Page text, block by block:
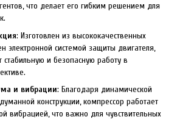
что делает его гибким решением для
: Изготовлен из высококачественных
электронной системой защиты двигателя,
стабильную и безопасную работу в
и вибрации: Благодаря динамической
конструкции, компрессор работает
вибрацией, что важно для чувствительных